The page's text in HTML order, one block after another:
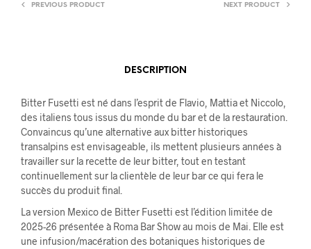
PREVIOUS PRODUCT NEXT PRODUCT
DESCRIPTION
Bitter Fusetti est né dans l’esprit de Flavio, Mattia et Niccolo,
des italiens tous issus du monde du bar et de la restauration.
Convaincus qu’une alternative aux bitter historiques
transalpins est envisageable, ils mettent plusieurs années à
travailler sur la recette de leur bitter, tout en testant
continuellement sur la clientèle de leur bar ce qui fera le
succès du produit final.
La version Mexico de Bitter Fusetti est l’édition limitée de
2025-26 présentée à Roma Bar Show au mois de Mai. Elle est
une infusion/macération des botaniques historiques de